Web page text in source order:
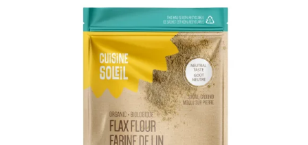
AJOUTER AU PANIER /